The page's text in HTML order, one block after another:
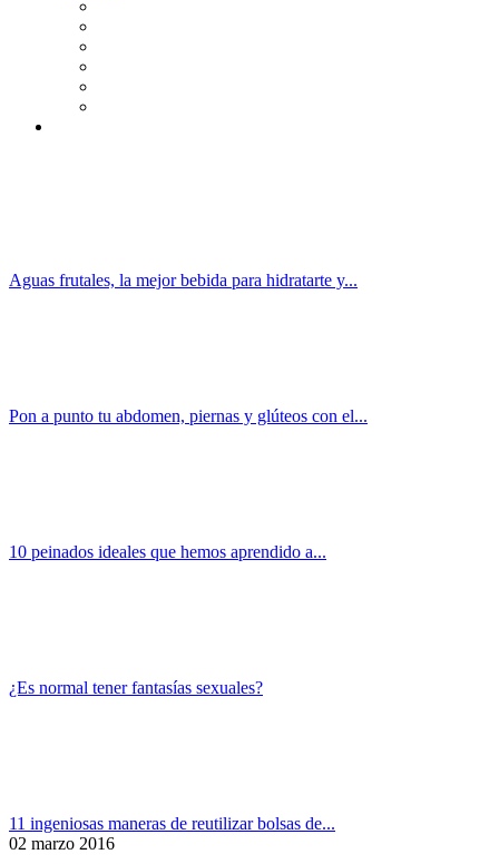
Aguas frutales, la mejor bebida para hidratarte y...
Pon a punto tu abdomen, piernas y glúteos con el...
10 peinados ideales que hemos aprendido a...
¿Es normal tener fantasías sexuales?
11 ingeniosas maneras de reutilizar bolsas de...
02 marzo 2016